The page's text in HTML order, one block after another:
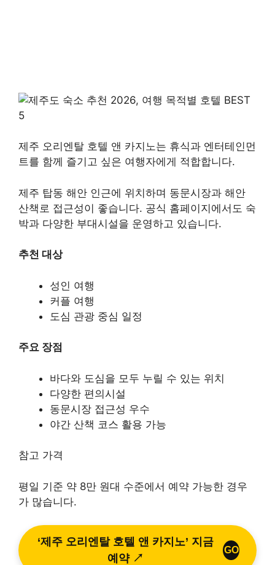
제주 오리엔탈 호텔 앤 카지노는 휴식과 엔터테인먼
트를 함께 즐기고 싶은 여행자에게 적합합니다.
제주 탑동 해안 인근에 위치하며 동문시장과 해안
산책로 접근성이 좋습니다. 공식 홈페이지에서도 숙
박과 다양한 부대시설을 운영하고 있습니다.
추천 대상
성인 여행
커플 여행
도심 관광 중심 일정
주요 장점
바다와 도심을 모두 누릴 수 있는 위치
다양한 편의시설
동문시장 접근성 우수
야간 산책 코스 활용 가능
참고 가격
평일 기준 약 8만 원대 수준에서 예약 가능한 경우
가 많습니다.
‘제주 오리엔탈 호텔 앤 카지노’ 지금
예약 ↗
GO